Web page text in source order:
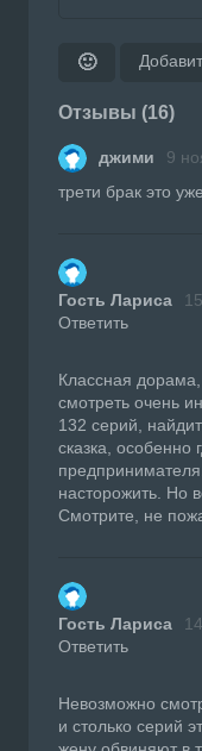
🙂
Отзывы (16)
джими 9
трети брак это
Гость Лариса
Ответить
Классная
смотреть очень
132 серий,
сказка, особенно
насторожить. Но
Смотрите, не
Гость Лариса
Ответить
Невозможно
и столько серий